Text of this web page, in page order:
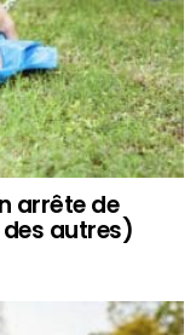
arrête de
autres)